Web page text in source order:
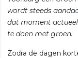
wordt steeds
dat moment
te doen met groen.
Zodra de dagen